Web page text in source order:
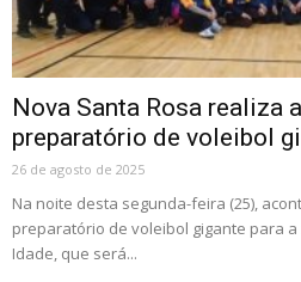
Nova Santa Rosa realiza
preparatório de voleibol
26 de agosto de 2025
Na noite desta segunda-feira (25),
preparatório de voleibol gigante para
Idade, que será...